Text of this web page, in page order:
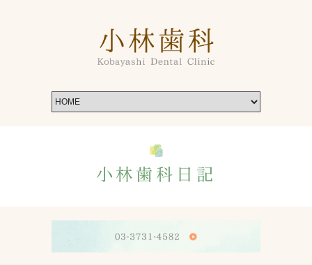
小林歯科日記